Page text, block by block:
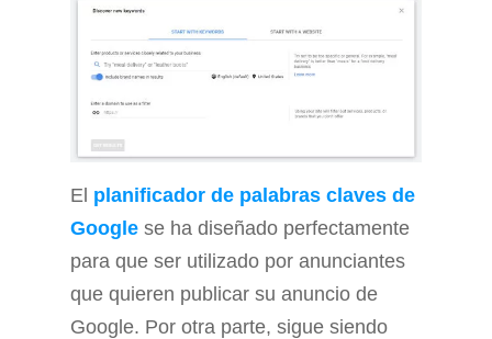
El planificador de palabras claves de
Google se ha diseñado perfectamente
para que ser utilizado por anunciantes
que quieren publicar su anuncio de
Google. Por otra parte, sigue siendo